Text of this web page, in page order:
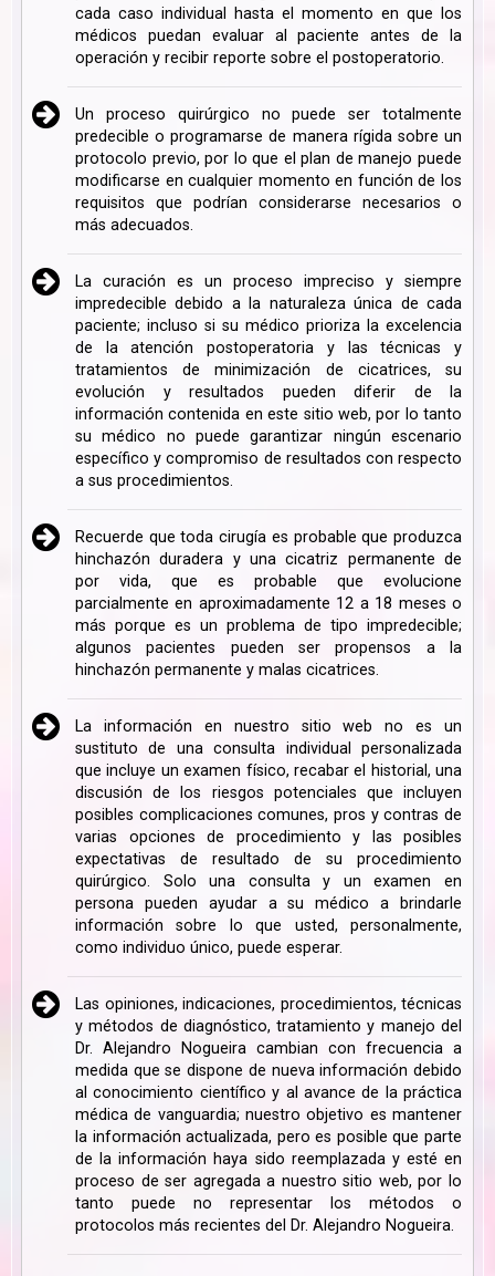
cada caso individual hasta el momento en que los
médicos puedan evaluar al paciente antes de la
operación y recibir reporte sobre el postoperatorio.
Un proceso quirúrgico no puede ser totalmente
predecible o programarse de manera rígida sobre un
protocolo previo, por lo que el plan de manejo puede
modificarse en cualquier momento en función de los
requisitos que podrían considerarse necesarios o
más adecuados.
La curación es un proceso impreciso y siempre
impredecible debido a la naturaleza única de cada
paciente; incluso si su médico prioriza la excelencia
de la atención postoperatoria y las técnicas y
tratamientos de minimización de cicatrices, su
evolución y resultados pueden diferir de la
información contenida en este sitio web, por lo tanto
su médico no puede garantizar ningún escenario
específico y compromiso de resultados con respecto
a sus procedimientos.
Recuerde que toda cirugía es probable que produzca
hinchazón duradera y una cicatriz permanente de
por vida, que es probable que evolucione
parcialmente en aproximadamente 12 a 18 meses o
más porque es un problema de tipo impredecible;
algunos pacientes pueden ser propensos a la
hinchazón permanente y malas cicatrices.
La información en nuestro sitio web no es un
sustituto de una consulta individual personalizada
que incluye un examen físico, recabar el historial, una
discusión de los riesgos potenciales que incluyen
posibles complicaciones comunes, pros y contras de
varias opciones de procedimiento y las posibles
expectativas de resultado de su procedimiento
quirúrgico. Solo una consulta y un examen en
persona pueden ayudar a su médico a brindarle
información sobre lo que usted, personalmente,
como individuo único, puede esperar.
Las opiniones, indicaciones, procedimientos, técnicas
y métodos de diagnóstico, tratamiento y manejo del
Dr. Alejandro Nogueira cambian con frecuencia a
medida que se dispone de nueva información debido
al conocimiento científico y al avance de la práctica
médica de vanguardia; nuestro objetivo es mantener
la información actualizada, pero es posible que parte
de la información haya sido reemplazada y esté en
proceso de ser agregada a nuestro sitio web, por lo
tanto puede no representar los métodos o
protocolos más recientes del Dr. Alejandro Nogueira.